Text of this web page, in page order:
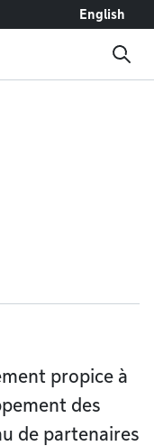
English
propice à
des
de partenaires